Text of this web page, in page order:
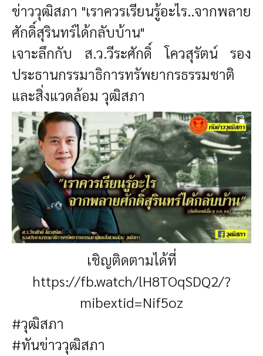
ข่าววุฒิสภา "เราควรเรียนรู้อะไร..จากพลาย
ศักดิ์สุรินทร์ได้กลับบ้าน"
เจาะลึกกับ ส.ว.วีระศักดิ์ โควสุรัตน์ รอง
ประธานกรรมาธิการทรัพยากรธรรมชาติ
และสิ่งแวดล้อม วุฒิสภา
เชิญติดตามได้ที่
https://fb.watch/lH8TOqSDQ2/?
mibextid=Nif5oz
#วุฒิสภา
#ทันข่าววุฒิสภา